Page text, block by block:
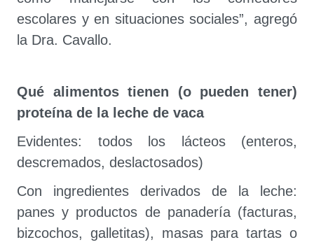
escolares y en situaciones sociales”, agregó
la Dra. Cavallo.
Qué alimentos tienen (o pueden tener)
proteína de la leche de vaca
Evidentes: todos los lácteos (enteros,
descremados, deslactosados)
Con ingredientes derivados de la leche:
panes y productos de panadería (facturas,
bizcochos, galletitas), masas para tartas o